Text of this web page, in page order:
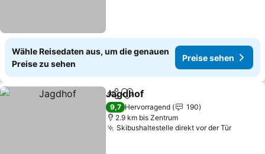
Wähle Reisedaten aus, um die genauen
Preise zu sehen
Preise sehen
TeilenZu Favoriten hinzufügen
Jagdhof
9,7 Hervorragend
190
2.9 km bis Zentrum
Skibushaltestelle direkt vor der TürPreise